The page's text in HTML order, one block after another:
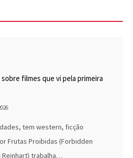
filmes que vi pela primeira
tem western, ficção
Frutas Proibidas (Forbidden
Reinhart) trabalha…